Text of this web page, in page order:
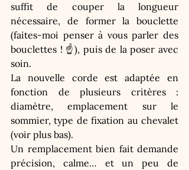
suffit de couper la longueur
nécessaire, de former la bouclette
(faites-moi penser à vous parler des
bouclettes ! ☝️), puis de la poser avec
soin.
La nouvelle corde est adaptée en
fonction de plusieurs critères :
diamètre, emplacement sur le
sommier, type de fixation au chevalet
(voir plus bas).
Un remplacement bien fait demande
précision, calme… et un peu de